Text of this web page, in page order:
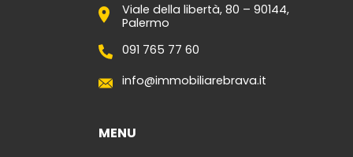
Contatti
Viale della libertà, 80 – 90144,
Palermo
091 765 77 60
info@immobiliarebrava.it
MENU